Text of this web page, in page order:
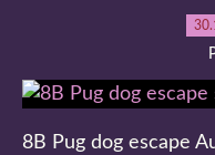
8B Pug dog escape